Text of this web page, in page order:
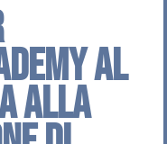
al
alla